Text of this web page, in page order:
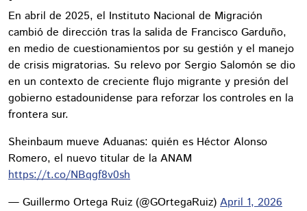
En abril de 2025, el Instituto Nacional de Migración
cambió de dirección tras la salida de Francisco Garduño,
en medio de cuestionamientos por su gestión y el manejo
de crisis migratorias. Su relevo por Sergio Salomón se dio
en un contexto de creciente flujo migrante y presión del
gobierno estadounidense para reforzar los controles en la
frontera sur.
Sheinbaum mueve Aduanas: quién es Héctor Alonso
Romero, el nuevo titular de la ANAM
https://t.co/NBqgf8v0sh
— Guillermo Ortega Ruiz (@GOrtegaRuiz) April 1, 2026